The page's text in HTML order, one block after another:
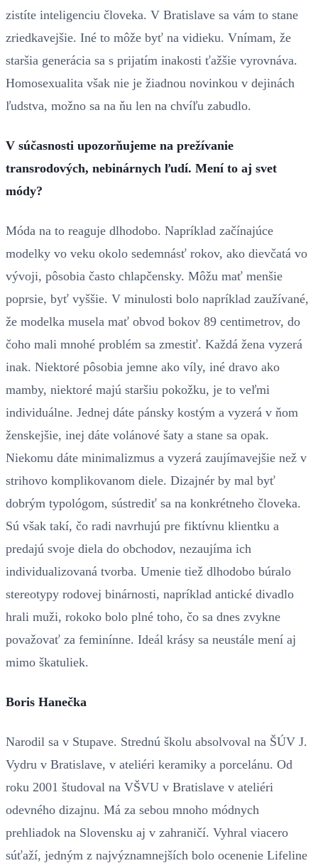
zistíte inteligenciu človeka. V Bratislave sa vám to stane
zriedkavejšie. Iné to môže byť na vidieku. Vnímam, že
staršia generácia sa s prijatím inakosti ťažšie vyrovnáva.
Homosexualita však nie je žiadnou novinkou v dejinách
ľudstva, možno sa na ňu len na chvíľu zabudlo.
V súčasnosti upozorňujeme na prežívanie
transrodových, nebinárnych ľudí. Mení to aj svet
módy?
Móda na to reaguje dlhodobo. Napríklad začínajúce
modelky vo veku okolo sedemnásť rokov, ako dievčatá vo
vývoji, pôsobia často chlapčensky. Môžu mať menšie
poprsie, byť vyššie. V minulosti bolo napríklad zaužívané,
že modelka musela mať obvod bokov 89 centimetrov, do
čoho mali mnohé problém sa zmestiť. Každá žena vyzerá
inak. Niektoré pôsobia jemne ako víly, iné dravo ako
mamby, niektoré majú staršiu pokožku, je to veľmi
individuálne. Jednej dáte pánsky kostým a vyzerá v ňom
ženskejšie, inej dáte volánové šaty a stane sa opak.
Niekomu dáte minimalizmus a vyzerá zaujímavejšie než v
strihovo komplikovanom diele. Dizajnér by mal byť
dobrým typológom, sústrediť sa na konkrétneho človeka.
Sú však takí, čo radi navrhujú pre fiktívnu klientku a
predajú svoje diela do obchodov, nezaujíma ich
individualizovaná tvorba. Umenie tiež dlhodobo búralo
stereotypy rodovej binárnosti, napríklad antické divadlo
hrali muži, rokoko bolo plné toho, čo sa dnes zvykne
považovať za feminínne. Ideál krásy sa neustále mení aj
mimo škatuliek.
Boris Hanečka
Narodil sa v Stupave. Strednú školu absolvoval na ŠÚV J.
Vydru v Bratislave, v ateliéri keramiky a porcelánu. Od
roku 2001 študoval na VŠVU v Bratislave v ateliéri
odevného dizajnu. Má za sebou mnoho módnych
prehliadok na Slovensku aj v zahraničí. Vyhral viacero
súťaží, jedným z najvýznamnejších bolo ocenenie Lifeline